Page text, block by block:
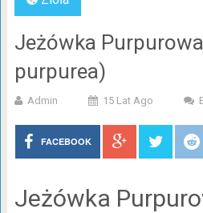
Jeżówka
purpurea)
Admin 15 Lat Ago
FACEBOOK
Jeżówka